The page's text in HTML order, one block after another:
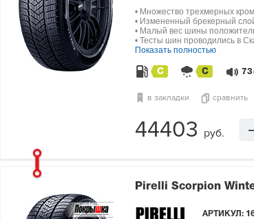
• Множество трехмерных
• Измененный брекерный
• Малый вес шины
• Тесты шин проводились в
Показать полностью
C C 73
в закладки сравнить
44403 руб.
Pirelli Scorpion
АРТИКУЛ: